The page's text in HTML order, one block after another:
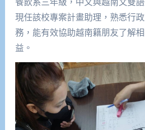
現任該校專案計畫助理，熟悉行
務，能有效協助越南籍朋友了解
益。